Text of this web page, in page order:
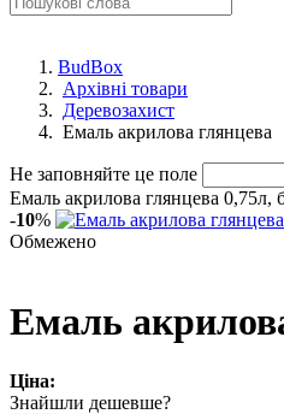
BudBox
Архівні товари
Деревозахист
Емаль акрилова глянцева
Не заповняйте це поле
Емаль акрилова глянцева 0,75л,
-10%
Обмежено
Емаль
Ціна:
Знайшли дешевше?